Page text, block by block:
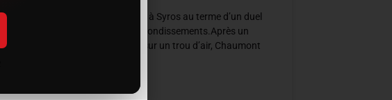
Le CVB52 s’incline 3–2 à Syros au terme d’un duel
intense et rempli de rebondissements.Après un
premier set laissé filer sur un trou d’air, Chaumont
LIRE LA SUITE »